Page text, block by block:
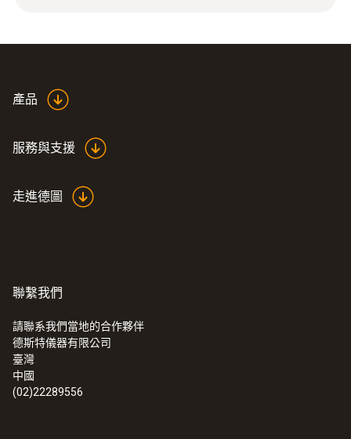
pot
產品
服務與支援
走進德圖
聯繫我們
請聯系我們當地的合作夥伴
德斯特儀器有限公司
臺灣
中國
(02)22289556